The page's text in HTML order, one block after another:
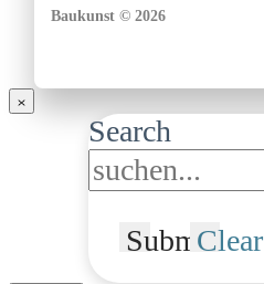
Baukunst © 2026
Search
SubmitClear